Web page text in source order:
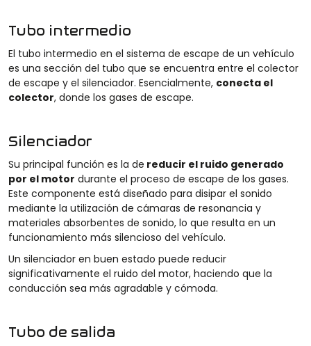
Tubo intermedio
El tubo intermedio en el sistema de escape de un vehículo
es una sección del tubo que se encuentra entre el colector
de escape y el silenciador. Esencialmente, conecta el
colector, donde los gases de escape.
Silenciador
Su principal función es la de reducir el ruido generado
por el motor durante el proceso de escape de los gases.
Este componente está diseñado para disipar el sonido
mediante la utilización de cámaras de resonancia y
materiales absorbentes de sonido, lo que resulta en un
funcionamiento más silencioso del vehículo.
Un silenciador en buen estado puede reducir
significativamente el ruido del motor, haciendo que la
conducción sea más agradable y cómoda.
Tubo de salida